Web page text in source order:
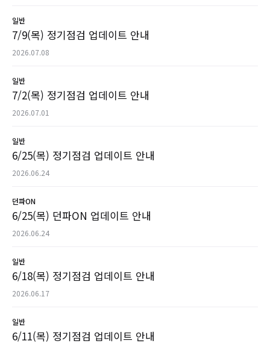
일반
7/9(목) 정기점검 업데이트 안내
2026.07.08
일반
7/2(목) 정기점검 업데이트 안내
2026.07.01
일반
6/25(목) 정기점검 업데이트 안내
2026.06.24
던파ON
6/25(목) 던파ON 업데이트 안내
2026.06.24
일반
6/18(목) 정기점검 업데이트 안내
2026.06.17
일반
6/11(목) 정기점검 업데이트 안내